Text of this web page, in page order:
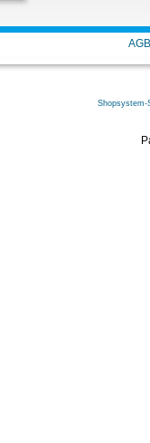
AGB
Shopsystem-